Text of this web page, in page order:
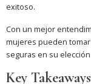
exitoso.
Con un mejor
mujeres pueden
seguras en su
Key Takeaways